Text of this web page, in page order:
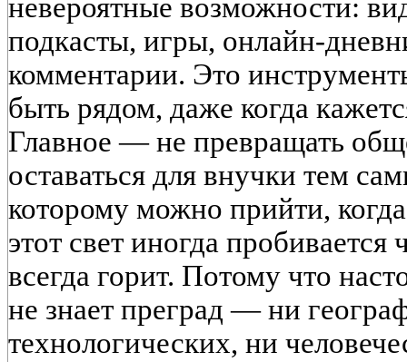
невероятные возможности:
подкасты, игры, онлайн-
комментарии. Это
быть рядом, даже когда
Главное — не превращать
оставаться для внучки тем
которому можно прийти,
этот свет иногда
всегда горит. Потому что
не знает преград — ни
технологических, ни